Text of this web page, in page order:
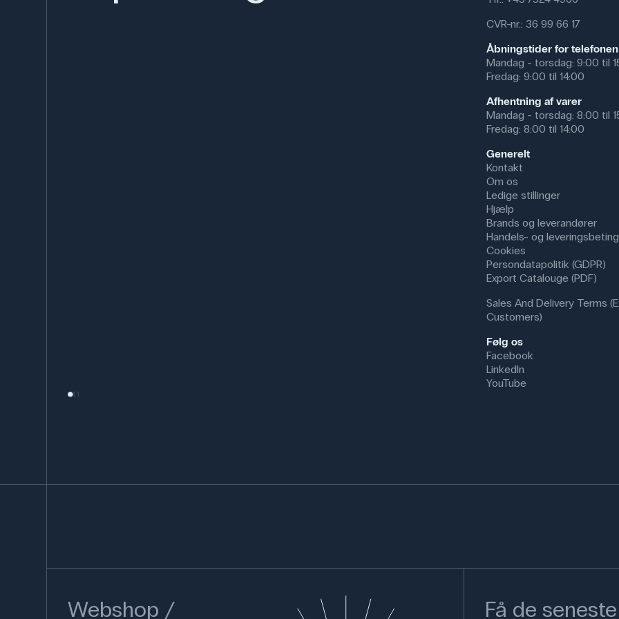
basernes bindinger og den
I andre sammenhænge kan
uddannelser eller i
forklare komplekse biologiske
som en iøjnefaldende
Dimensioner: (h) 50 cm
CVR-nr.: 36 99 66 17
Åbningstider for telefonen
Mandag - torsdag: 9:00 til
Fredag: 9:00 til 14:00
Afhentning af varer
Mandag - torsdag: 8:00 til
Fredag: 8:00 til 14:00
Generelt
Kontakt
Om os
Ledige stillinger
Hjælp
Brands og leverandører
Handels- og
Cookies
Persondatapolitik (GDPR)
Export Catalouge (PDF)
Sales And Delivery Terms
Customers)
Følg os
Facebook
LinkedIn
YouTube
Webshop Få de seneste